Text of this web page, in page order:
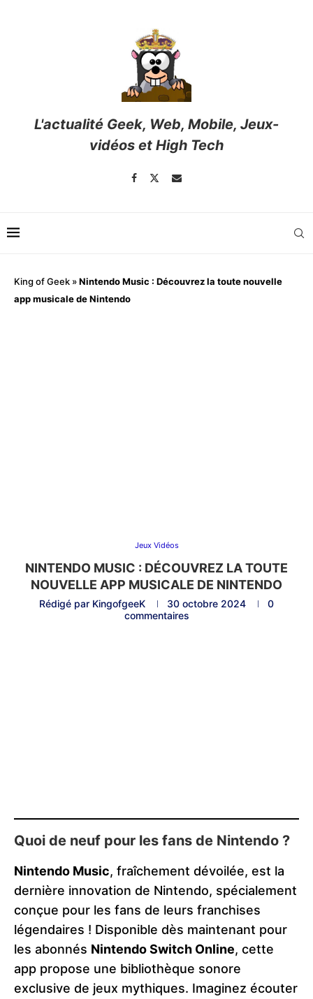
L'actualité Geek, Web, Mobile, Jeux-
vidéos et High Tech
King of Geek »Nintendo Music : Découvrez la toute nouvelle
app musicale de Nintendo
Jeux Vidéos
NINTENDO MUSIC : DÉCOUVREZ LA TOUTE
NOUVELLE APP MUSICALE DE NINTENDO
Rédigé par KingofgeeK 30 octobre 2024
0
commentaires
Quoi de neuf pour les fans de Nintendo ?
Nintendo Music, fraîchement dévoilée, est la
dernière innovation de Nintendo, spécialement
conçue pour les fans de leurs franchises
légendaires ! Disponible dès maintenant pour
les abonnés Nintendo Switch Online, cette
app propose une bibliothèque sonore
exclusive de jeux mythiques. Imaginez écouter